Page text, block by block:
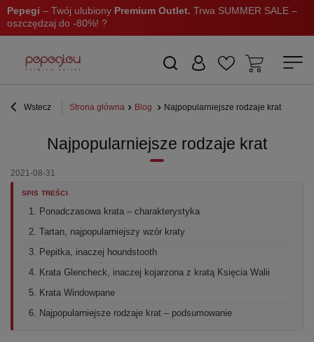
Pepegi – Twój ulubiony Premium Outlet. Trwa SUMMER SALE –
oszczędzaj do -80%! ?
Wstecz Strona główna Blog Najpopularniejsze rodzaje krat
Najpopularniejsze rodzaje krat
2021-08-31
SPIS TREŚCI
1. Ponadczasowa krata – charakterystyka
2. Tartan, najpopularniejszy wzór kraty
3. Pepitka, inaczej houndstooth
4. Krata Glencheck, inaczej kojarzona z kratą Księcia Walii
5. Krata Windowpane
6. Najpopularniejsze rodzaje krat – podsumowanie